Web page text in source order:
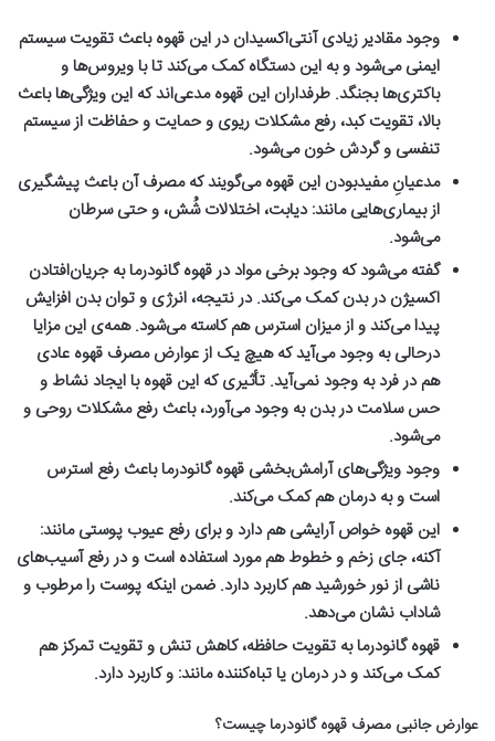
وجود مقادیر زیادی آنتی‌اکسیدان در این قهوه باعث تقویت سیستم
ایمنی می‌شود و به این دستگاه کمک می‌کند تا با ویروس‌ها و
باکتری‌ها بجنگد. طرفداران این قهوه مدعی‌اند که این ویژگی‌ها باعث
بالا، تقویت کبد، رفع مشکلات ریوی و حمایت و حفاظت از سیستم
تنفسی و گردش خون می‌شود.
مدعیانِ مفیدبودن این قهوه می‌گویند که مصرف آن باعث پیشگیری
از بیماری‌هایی مانند: دیابت، اختلالات شُش، و حتی سرطان
می‌شود.
گفته می‌شود که وجود برخی مواد در قهوه گانودرما به جریان‌افتادن
اکسیژن در بدن کمک می‌کند. در نتیجه، انرژی و توان بدن افزایش
پیدا می‌کند و از میزان استرس هم کاسته می‌شود. همه‌ی این مزایا
درحالی به وجود می‌آید که هیچ‌ یک از عوارض مصرف قهوه عادی
هم در فرد به وجود نمی‌آید. تأثیری که این قهوه با ایجاد نشاط و
حس سلامت در بدن به وجود می‌آورد، باعث رفع مشکلات روحی و
می‌شود.
وجود ویژگی‌های آرامش‌بخشی قهوه گانودرما باعث رفع استرس
است و به درمان هم کمک می‌کند.
این قهوه خواص آرایشی هم دارد و برای رفع عیوب پوستی مانند:‌
آکنه، جای زخم و خطوط هم مورد استفاده است و در رفع آسیب‌های
ناشی از نور خورشید هم کاربرد دارد. ضمن اینکه پوست را مرطوب و
شاداب نشان می‌دهد.
قهوه گانودرما به تقویت حافظه، کاهش تنش و تقویت تمرکز هم
کمک می‌کند و در درمان یا تباه‌کننده مانند: و کاربرد دارد.
عوارض جانبی مصرف قهوه گانودرما چیست؟